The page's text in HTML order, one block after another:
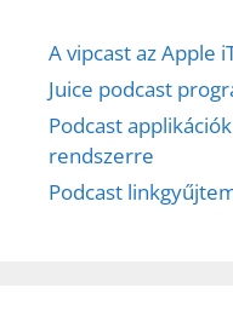
A vipcast az Apple
Juice podcast
Podcast
rendszerre
Podcast